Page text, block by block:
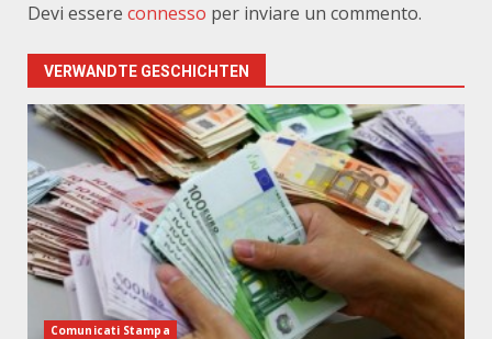
Devi essere connesso per inviare un commento.
VERWANDTE GESCHICHTEN
Comunicati Stampa